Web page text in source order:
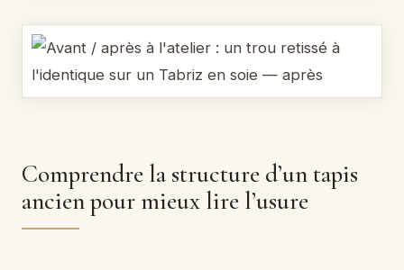
Comprendre la structure d’un tapis
ancien pour mieux lire l’usure